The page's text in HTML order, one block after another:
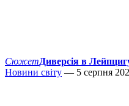
СюжетДиверсія в
Новини світу — 5 серпня